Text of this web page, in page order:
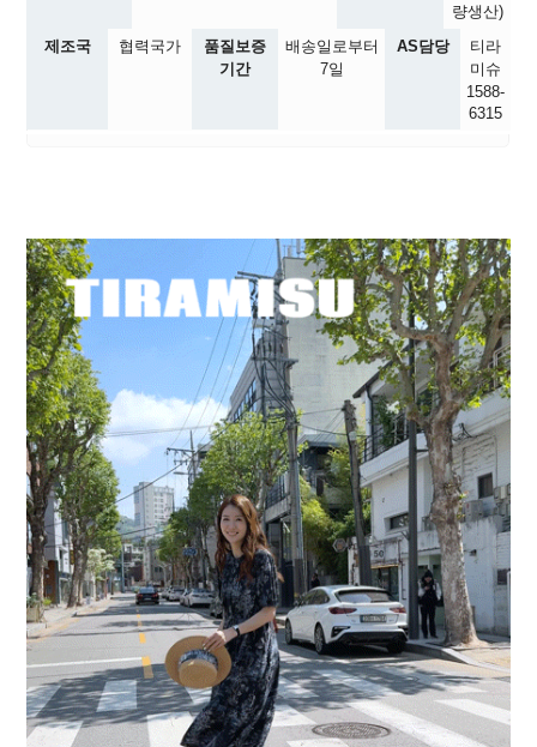
량생산)
제조국
협력국가
품질보증
기간
배송일로부터
7일
AS담당
티라
미슈
1588-
6315